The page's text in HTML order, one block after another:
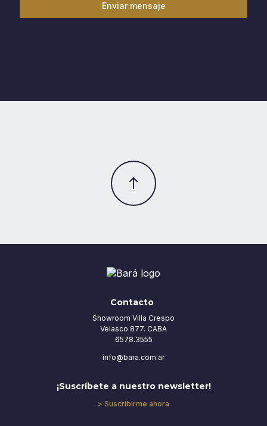
Enviar mensaje
Contacto
Showroom Villa Crespo
Velasco 877. CABA
6578.3555
info@bara.com.ar
¡Suscríbete a nuestro newsletter!
> Suscribirme ahora